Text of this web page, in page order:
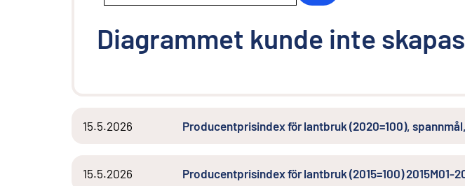
Diagrammet kunde inte skapas
15.5.2026 Producentprisindex för lantbruk (2020=100),
15.5.2026 Producentprisindex för lantbruk (2015=100) 2015M01-